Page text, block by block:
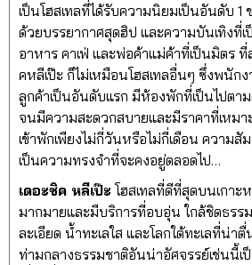
เป็นโฮสเทลที่ได้รับความนิยมเป็นอันดับ 1
ด้วยบรรยากาศสุดฮิป และความบันเทิงที่
อาหาร คาเฟ่ และพ่อค้าแม่ค้าที่เป็นมิตร
คหลีเป๊ะ ก็ไม่เหมือนโฮสเทลอื่นๆ ซึ่งพนั
ลูกค้าเป็นอันดับแรก มีห้องพักที่เป็นไปตา
จนมีความสะดวกสบายและมีราคาที่เหม
เข้าพักเพียงไม่กี่วันหรือไม่กี่เดือน ความ
เป็นความทรงจำที่จะคงอยู่ตลอดไป…
เดอะชิค หลีเป๊ะ โฮสเทลที่ดีที่สุดบนเกาะ
มากมายและมีบริการที่อบอุ่น ใกล้ชิดธรร
ละเอียด น้ำทะเลใส และโลกใต้ทะเลที่น่า
ท่ามกลางธรรมชาติอันน่าอัศจรรย์เช่นนี้